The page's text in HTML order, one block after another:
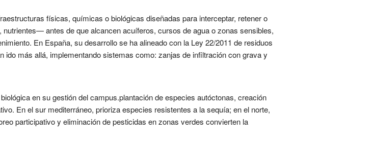
físicas, químicas o biológicas diseñadas para interceptar, retener o
antes de que alcancen acuíferos, cursos de agua o zonas sensibles,
En España, su desarrollo se ha alineado con la Ley 22/2011 de residuos
más allá, implementando sistemas como: zanjas de infiltración con grava y
en su gestión del campus.plantación de especies autóctonas, creación
En el sur mediterráneo, prioriza especies resistentes a la sequía; en el norte,
participativo y eliminación de pesticidas en zonas verdes convierten la